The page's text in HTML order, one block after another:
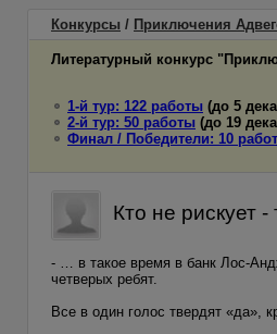
Конкурсы / Приключения
Литературный конкурс
1-й тур: 122 работы (до 5
2-й тур: 50 работы (до 19
Финал / Победители: 10 работ
Кто не рискует
- … в такое время в банк Лос-
четверых ребят.
Все в один голос твердят «да»,